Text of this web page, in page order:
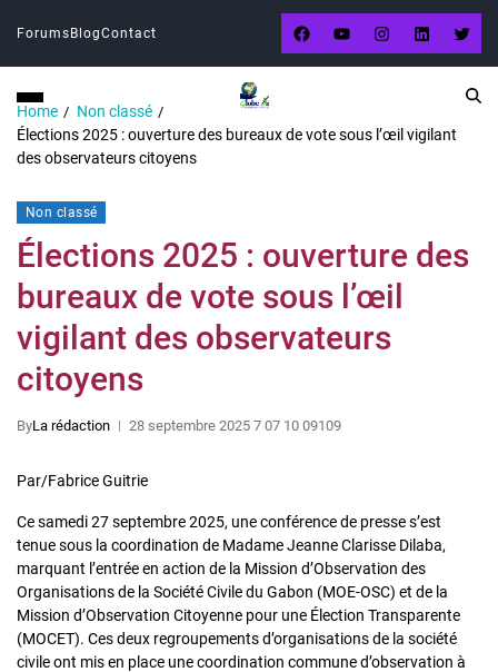
Forums BlogContact
Home
Non classé
Élections 2025 : ouverture des bureaux de vote sous l’œil vigilant
des observateurs citoyens
Non classé
Élections 2025 : ouverture des
bureaux de vote sous l’œil
vigilant des observateurs
citoyens
ByLa rédaction 28 septembre 2025 7 07 10 09109
Par/Fabrice Guitrie
Ce samedi 27 septembre 2025, une conférence de presse s’est
tenue sous la coordination de Madame Jeanne Clarisse Dilaba,
marquant l’entrée en action de la Mission d’Observation des
Organisations de la Société Civile du Gabon (MOE-OSC) et de la
Mission d’Observation Citoyenne pour une Élection Transparente
(MOCET). Ces deux regroupements d’organisations de la société
civile ont mis en place une coordination commune d’observation à